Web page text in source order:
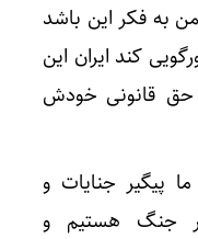
به فکر این باشد
کند ایران این
حق قانونی خودش
پیگیر جنایات و
جنگ هستیم و